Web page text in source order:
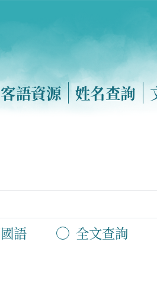
客語資源 姓名查詢
語 全文查詢